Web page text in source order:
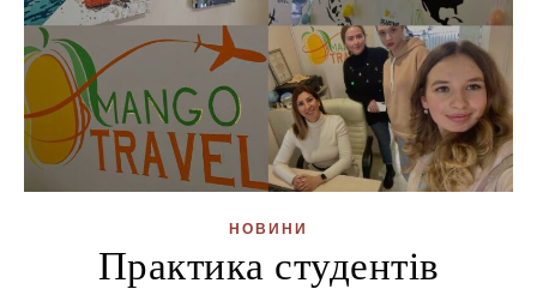
НОВИНИ
Практика студентів